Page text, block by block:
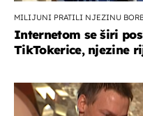
MILIJUNI PRATILI NJEZINU
Internetom se širi
TikTokerice, njezine